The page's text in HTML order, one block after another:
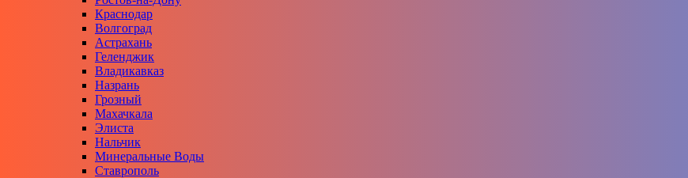
Краснодар
Волгоград
Астрахань
Геленджик
Владикавказ
Назрань
Грозный
Махачкала
Элиста
Нальчик
Минеральные Воды
Ставрополь